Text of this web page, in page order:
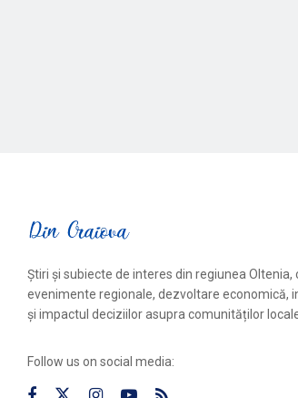
Știri și subiecte de interes din regiunea Oltenia,
evenimente regionale, dezvoltare economică,
și impactul deciziilor asupra comunităților
Follow us on social media: